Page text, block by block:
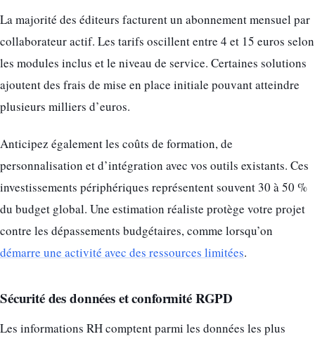
La majorité des éditeurs facturent un abonnement mensuel par
collaborateur actif. Les tarifs oscillent entre 4 et 15 euros selon
les modules inclus et le niveau de service. Certaines solutions
ajoutent des frais de mise en place initiale pouvant atteindre
plusieurs milliers d’euros.
Anticipez également les coûts de formation, de
personnalisation et d’intégration avec vos outils existants. Ces
investissements périphériques représentent souvent 30 à 50 %
du budget global. Une estimation réaliste protège votre projet
contre les dépassements budgétaires, comme lorsqu’on
démarre une activité avec des ressources limitées.
Sécurité des données et conformité RGPD
Les informations RH comptent parmi les données les plus